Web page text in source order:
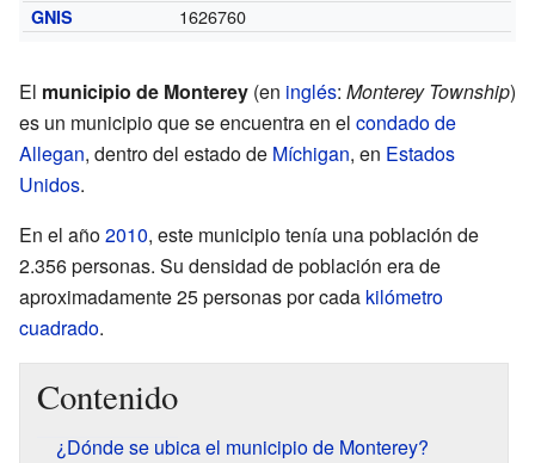
GNIS 1626760
El municipio de Monterey (en inglés: Monterey Township)
es un municipio que se encuentra en el condado de
Allegan, dentro del estado de Míchigan, en Estados
Unidos.
En el año2010, este municipio tenía una población de
2.356 personas. Su densidad de población era de
aproximadamente 25 personas por cada kilómetro
cuadrado.
Contenido
¿Dónde se ubica el municipio de Monterey?